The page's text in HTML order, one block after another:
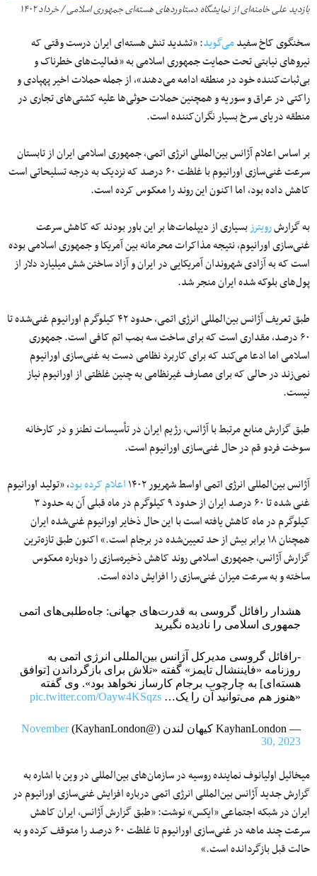
بازدید علی خامنه‌ای از نمایشگاه دستاوردهای هسته‌ای جمهوری اسلامی / خرداد ۱۴۰۲
سخنگوی کاخ سفیدمی‌گوید: «تشدید تنش هسته‌ای ایران درست وقتی که
نیروهای نیابتی تحت حمایت جمهوری اسلامی به «فعالیت‌های خطرناک و
بی‌ثبات‌کننده خود در منطقه ادامه می‌دهند»، از جمله حملات اخیر پهپادی و
راکتی در عراق و سوریه و همچنین حملات حوثی‌ها علیه کشتی‌های تجاری در
منطقه دریای سرخ بسیار نگران‌کننده‌ است.
بر اساس اعلام آژانس بین‌المللی انرژی اتمی، جمهوری اسلامی ایران از تابستان
سرعت غنی‌سازی اورانیوم با غلظت ۶۰ درصد که نزدیک به درجه تسلیحاتی است
کاهش داده بود، اما اکنون این روند را معکوس کرده است.
به گزارشرویترزبسیاری از دیپلمات‌ها بر این باور بودند که کاهش سرعت
غنی‌سازی اورانیوم، نتیجه مذاکرات محرمانه بین آمریکا و جمهوری اسلامی بوده
است که به آزادی شهروندان آمریکایی در ایران و آزاد ساختن شش میلیارد دلار از
پول‌های بلوکه شده ایران منجر شد.
طبق تعریف آژانس بین‌المللی انرژی اتمی، حدود ۴۲ کیلوگرم اورانیوم غنی‌شده تا
۶۰ درصد، مقداری است که برای ساخت سه بمب اتم کافی است. جمهوری
اسلامی اما ادعا می‌کند که برای کاربرد نظامی دست به غنی‌سازی اورانیوم
نمی‌زند در حالی که برای مصارف غیرنظامی به چنین غلظتی از اورانیوم نیاز
نیست.
طبق گزارش منابع مرتبط با آژانس، رژیم ایران در تأسیسات نطنز و در کارخانه
سوخت فردو قم در حال غنی‌سازی اورانیوم است.
آژانس بین‌المللی انرژی اتمی اواسط شهریور ۱۴۰۲
اعلام کرده بود، «تولید اورانیوم
غنی شده تا ۶۰ درصد ایران از حدود ۹ کیلوگرم در ماه‌ قبلی آن به حدود ۳
کیلوگرم در ماه کاهش یافته است با این حال ذخایر اورانیوم غنی‌شده ایران
همچنان ۱۸ برابر بیش از حد تعیین‌شده در برجام است.» اکنون طبق تازه‌ترین
گزارش‌ آژانس، جمهوری اسلامی روند کاهش ذخیره‌سازی را دوباره معکوس
ساخته و به سرعت میزان غنی‌سازی را افزایش داده است.
هشدار رافائل گروسی به قدرت‌های جهانی: جاه‌طلبی‌های اتمی
جمهوری اسلامی را نادیده نگیرید
-رافائل گروسی مدیرکل آژانس بین‌المللی انرژی اتمی به
روزنامه «فایننشال تایمز» گفته «تلاش برای بازگرداندن [توافق
هسته‌ای] به چارچوب برجام کارساز نخواهد بود». وی گفته
«هنوز هم می‌توانید آن را یک… pic.twitter.com/Oayw4KSqzs
— KayhanLondon کیهان لندن (@KayhanLondon)
November
30, 2023
میخائیل اولیانوف نماینده روسیه در سازمان‌های بین‌المللی در وین با اشاره به
گزارش جدید آژانس بین‌المللی انرژی اتمی درباره افزایش غنی‌سازی اورانیوم در
ایران در شبکه اجتماعی «ایکس» نوشت: «طبق گزارش آژانس، ایران کاهش
سرعت چند ماهه در غنی‌سازی اورانیوم تا غلظت ۶۰ درصد را متوقف کرده و به
حالت قبل بازگردانده است.»